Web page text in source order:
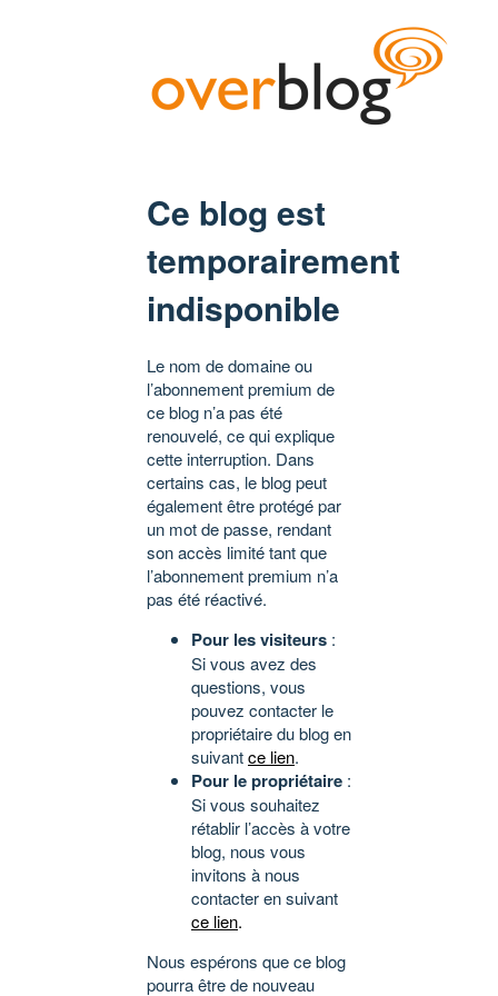
Ce blog est
temporairement
indisponible
Le nom de domaine ou
l’abonnement premium de
ce blog n’a pas été
renouvelé, ce qui explique
cette interruption. Dans
certains cas, le blog peut
également être protégé par
un mot de passe, rendant
son accès limité tant que
l’abonnement premium n’a
pas été réactivé.
Pour les visiteurs :
Si vous avez des
questions, vous
pouvez contacter le
propriétaire du blog en
suivantce lien.
Pour le propriétaire :
Si vous souhaitez
rétablir l’accès à votre
blog, nous vous
invitons à nous
contacter en suivant
ce lien.
Nous espérons que ce blog
pourra être de nouveau